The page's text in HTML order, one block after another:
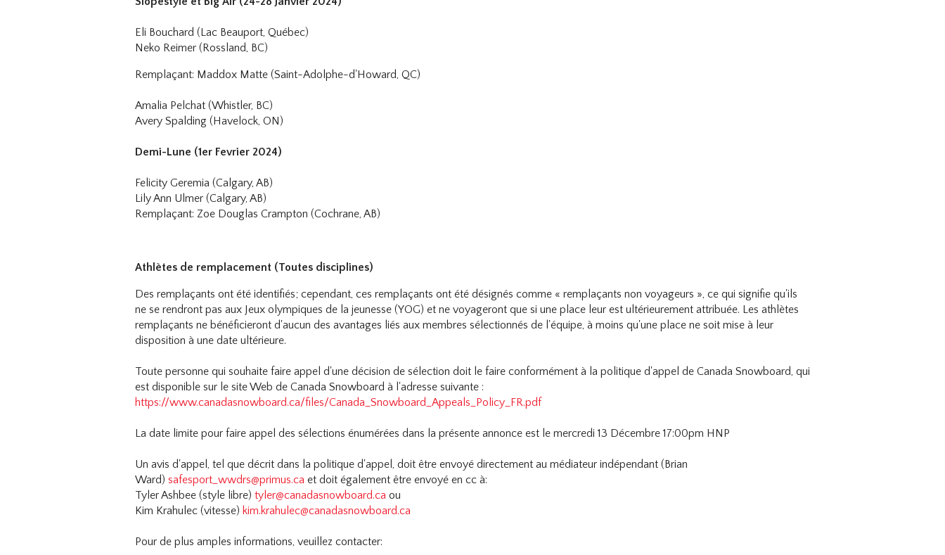
Eli Bouchard (Lac Beauport, Québec)
Neko Reimer (Rossland, BC)
Remplaçant: Maddox Matte (Saint-Adolphe-d'Howard, QC)
Amalia Pelchat (Whistler, BC)
Avery Spalding (Havelock, ON)
Demi-Lune (1er Fevrier 2024)
Felicity Geremia (Calgary, AB)
Lily Ann Ulmer (Calgary, AB)
Remplaçant: Zoe Douglas Crampton (Cochrane, AB)
Athlètes de remplacement (Toutes disciplines)
Des remplaçants ont été identifiés; cependant, ces remplaçants ont été désignés comme « remplaçants non voyageurs », ce qui signifie qu'ils
ne se rendront pas aux Jeux olympiques de la jeunesse (YOG) et ne voyageront que si une place leur est ultérieurement attribuée. Les athlètes
remplaçants ne bénéficieront d'aucun des avantages liés aux membres sélectionnés de l'équipe, à moins qu'une place ne soit mise à leur
disposition à une date ultérieure.
Toute personne qui souhaite faire appel d'une décision de sélection doit le faire conformément à la politique d'appel de Canada Snowboard, qui
est disponible sur le site Web de Canada Snowboard à l'adresse suivante :
https://www.canadasnowboard.ca/files/Canada_Snowboard_Appeals_Policy_FR.pdf
La date limite pour faire appel des sélections énumérées dans la présente annonce est le mercredi 13 Décembre 17:00pm HNP
Un avis d'appel, tel que décrit dans la politique d'appel, doit être envoyé directement au médiateur indépendant (Brian
Ward) safesport_wwdrs@primus.ca et doit également être envoyé en cc à:
Tyler Ashbee (style libre) tyler@canadasnowboard.ca ou
Kim Krahulec (vitesse) kim.krahulec@canadasnowboard.ca
Pour de plus amples informations, veuillez contacter: